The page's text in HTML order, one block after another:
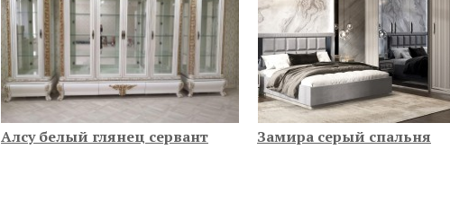
Алсу белый глянец сервант Замира серый спальня